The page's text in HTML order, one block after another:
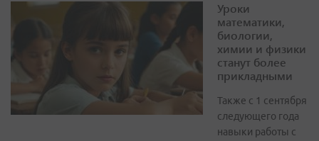
Уроки
математики,
биологии,
химии и физики
станут более
прикладными
Также с 1 сентября
следующего года
навыки работы с